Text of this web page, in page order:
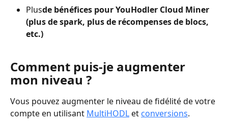
Plusde bénéfices pour YouHodler Cloud Miner
(plus de spark, plus de récompenses de blocs,
etc.)
Comment puis-je augmenter
mon niveau ?
Vous pouvez augmenter le niveau de fidélité de votre
compte en utilisant MultiHODL et conversions.